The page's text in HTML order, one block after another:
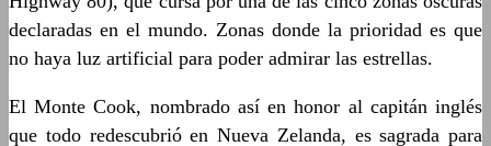
declaradas en el mundo. Zonas donde la prioridad es que
no haya luz artificial para poder admirar las estrellas.
El Monte Cook, nombrado así en honor al capitán inglés
que todo redescubrió en Nueva Zelanda, es sagrada para